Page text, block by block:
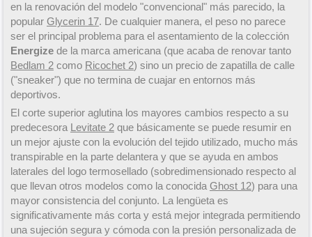
en la renovación del modelo "convencional" más parecido, la
popular Glycerin 17. De cualquier manera, el peso no parece
ser el principal problema para el asentamiento de la colección
Energize de la marca americana (que acaba de renovar tanto
Bedlam 2 como Ricochet 2) sino un precio de zapatilla de calle
("sneaker") que no termina de cuajar en entornos más
deportivos.
El corte superior aglutina los mayores cambios respecto a su
predecesora Levitate 2 que básicamente se puede resumir en
un mejor ajuste con la evolución del tejido utilizado, mucho más
transpirable en la parte delantera y que se ayuda en ambos
laterales del logo termosellado (sobredimensionado respecto al
que llevan otros modelos como la conocida Ghost 12) para una
mayor consistencia del conjunto. La lengüeta es
significativamente más corta y está mejor integrada permitiendo
una sujeción segura y cómoda con la presión personalizada de